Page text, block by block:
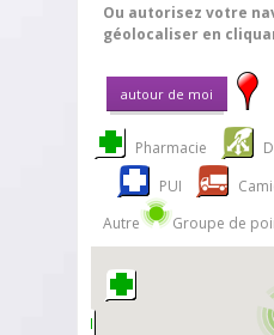
Ou autorisez votre
géolocaliser en
Pharmacie
PUI
Autre
Groupe de